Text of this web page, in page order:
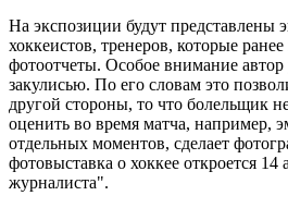
На экспозиции будут представлены
хоккеистов, тренеров, которые
фотоотчеты. Особое внимание
закулисью. По его словам это
другой стороны, то что болельщик
оценить во время матча, например,
отдельных моментов, сделает
фотовыставка о хоккее откроется
журналиста".